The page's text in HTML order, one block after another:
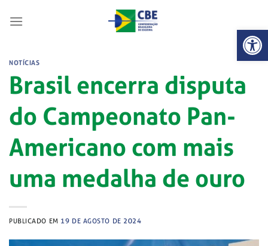
Abrir
NOTÍCIAS
Brasil encerra disputa
do Campeonato Pan-
Americano com mais
uma medalha de ouro
PUBLICADO EM 19 DE AGOSTO DE 2024